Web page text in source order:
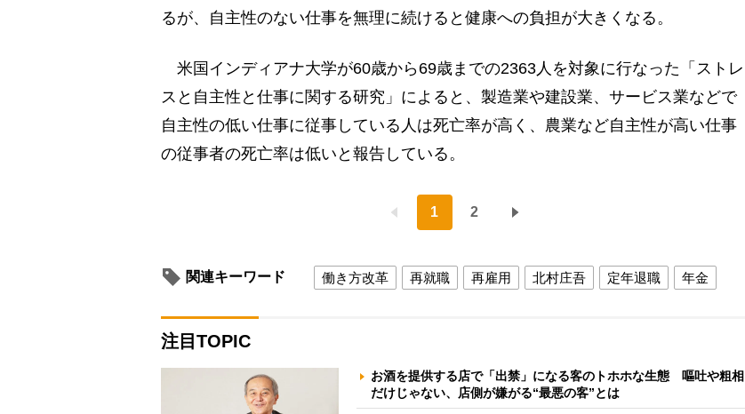
るが、自主性のない仕事を無理に続けると健康への負担が大きくなる。
米国インディアナ大学が60歳から69歳までの2363人を対象に行なった「ストレ
スと自主性と仕事に関する研究」によると、製造業や建設業、サービス業などで
自主性の低い仕事に従事している人は死亡率が高く、農業など自主性が高い仕事
の従事者の死亡率は低いと報告している。
1 2
関連キーワード 働き方改革 再就職 再雇用 北村庄吾 定年退職 年金
注目TOPIC
お酒を提供する店で「出禁」になる客のトホホな生態 嘔吐や粗相
だけじゃない、店側が嫌がる“最悪の客”とは